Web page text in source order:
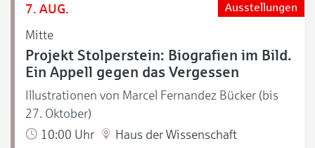
7. AUG.
Mitte
Ausstellungen
Projekt Stolperstein: Biografien im Bild.
Ein Appell gegen das Vergessen
Illustrationen von Marcel Fernandez Bücker (bis
27. Oktober)
10:00 Uhr
Haus der Wissenschaft